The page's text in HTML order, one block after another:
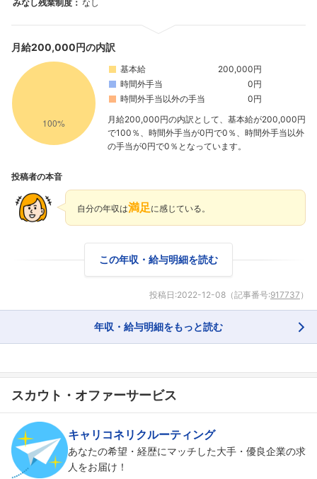
フォローしました
こちらの企業もフォローしませんか？
みなし残業制度： なし
月給200,000円の内訳
基本給
200,000円
時間外手当
0円
時間外手当以外の手当
0円
月給200,000円の内訳として、基本給が200,000円
で100％、時間外手当が0円で0％、時間外手当以外
の手当が0円で0％となっています。
投稿者の本音
自分の年収は満足 に感じている。
この年収・給与明細を読む
投稿日:2022-12-08 （記事番号:917737 ）
年収・給与明細をもっと読む
スカウト・オファーサービス
キャリコネリクルーティング
あなたの希望・経歴にマッチした大手・優良企業の求
人をお届け！